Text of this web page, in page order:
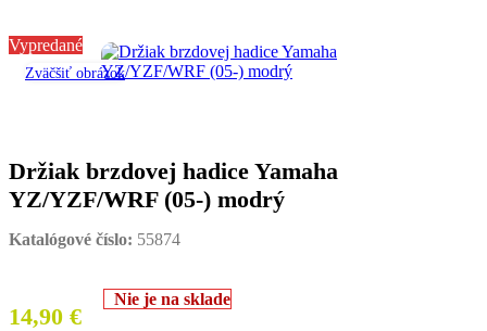
Vypredané
Zväčšiť obrázok
Držiak brzdovej hadice Yamaha
YZ/YZF/WRF (05-) modrý
Katalógové číslo: 55874
14,90 €
Nie je na sklade